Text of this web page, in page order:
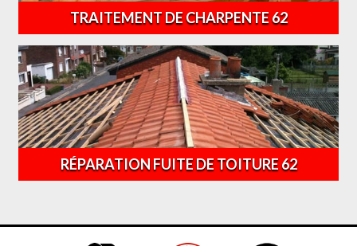
TRAITEMENT DE CHARPENTE 62
RÉPARATION FUITE DE TOITURE 62